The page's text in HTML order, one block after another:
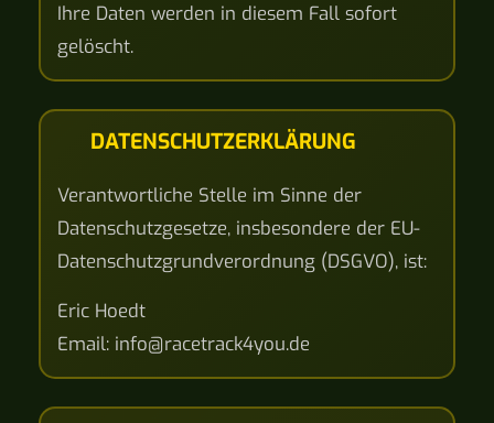
Ihre Daten werden in diesem Fall sofort
gelöscht.
DATENSCHUTZERKLÄRUNG
Verantwortliche Stelle im Sinne der
Datenschutzgesetze, insbesondere der EU-
Datenschutzgrundverordnung (DSGVO), ist:
Eric Hoedt
Email: info@racetrack4you.de